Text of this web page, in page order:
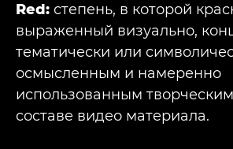
Red: степень, в которой
выраженный визуально,
тематически или
осмысленным и намеренно
использованным
составе видео материала.